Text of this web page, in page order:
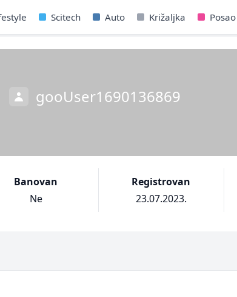
Scitech Auto Križaljka Posao
gooUser1690136869
Banovan
Ne
Registrovan
23.07.2023.